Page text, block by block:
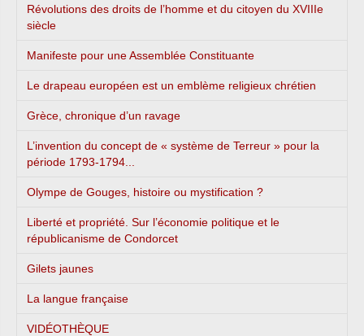
Révolutions des droits de l’homme et du citoyen du XVIIIe
siècle
Manifeste pour une Assemblée Constituante
Le drapeau européen est un emblème religieux chrétien
Grèce, chronique d’un ravage
L’invention du concept de « système de Terreur » pour la
période 1793-1794...
Olympe de Gouges, histoire ou mystification ?
Liberté et propriété. Sur l’économie politique et le
républicanisme de Condorcet
Gilets jaunes
La langue française
VIDÉOTHÈQUE